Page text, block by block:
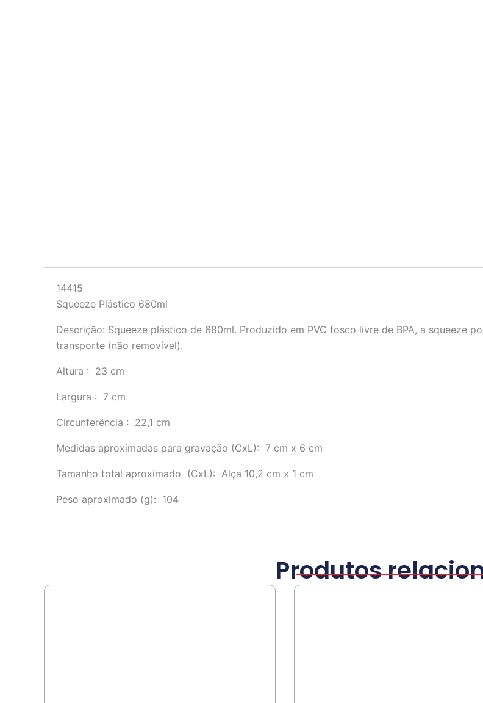
14415
Squeeze Plástico 680ml
Descrição: Squeeze plástico de 680ml. Produzido em PVC fosco livre de BPA, a squeeze
transporte (não removível).
Altura : 23 cm
Largura : 7 cm
Circunferência : 22,1 cm
Medidas aproximadas para gravação (CxL): 7 cm x 6 cm
Tamanho total aproximado (CxL): Alça 10,2 cm x 1 cm
Peso aproximado (g): 104
Produtos